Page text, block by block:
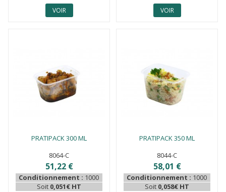
VOIR VOIR
PRATIPACK 300 ML
8064-C
51,22 €
Conditionnement : 1000
Soit 0,051€ HT
PRATIPACK 350 ML
8044-C
58,01 €
Conditionnement : 1000
Soit 0,058€ HT